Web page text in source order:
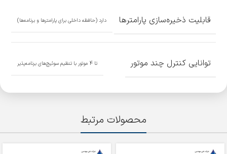
قابلیت ذخیره‌سازی پارامترها دارد (حافظه داخلی برای پارامترها و برنامه‌ها)
توانایی کنترل چند موتور تا 4 موتور با تنظیم سوئیچ‌های برنامه‌پذیر
محصولات مرتبط